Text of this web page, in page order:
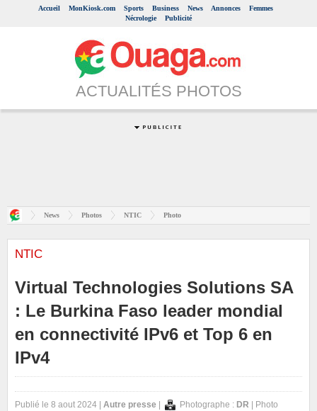
Accueil MonKiosk.com Sports Business News Annonces
Femmes
Nécrologie
Publicité
ACTUALITÉS PHOTOS
News Photos NTIC Photo
NTIC
Virtual Technologies Solutions SA
: Le Burkina Faso leader mondial
en connectivité IPv6 et Top 6 en
IPv4
Publié le 8 aout 2024 | Autre presse Photographe : DR | Photo